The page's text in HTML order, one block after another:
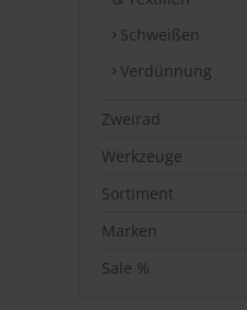
Schweißen
Verdünnung
Zweirad
Werkzeuge
Sortiment
Marken
Sale %